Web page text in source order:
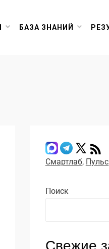
БАЗА ЗНАНИЙ
Смартлаб, Пульс
Поиск
Свежие